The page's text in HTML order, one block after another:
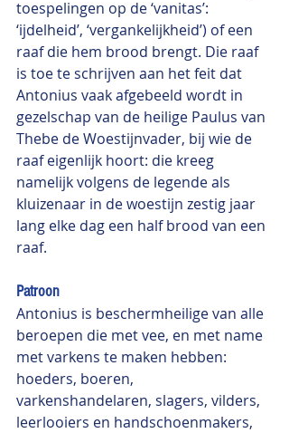
toespelingen op de ‘vanitas’:
‘ijdelheid’, ‘vergankelijkheid’) of een
raaf die hem brood brengt. Die raaf
is toe te schrijven aan het feit dat
Antonius vaak afgebeeld wordt in
gezelschap van de heilige Paulus van
Thebe de Woestijnvader, bij wie de
raaf eigenlijk hoort: die kreeg
namelijk volgens de legende als
kluizenaar in de woestijn zestig jaar
lang elke dag een half brood van een
raaf.
Patroon
Antonius is beschermheilige van alle
beroepen die met vee, en met name
met varkens te maken hebben:
hoeders, boeren,
varkenshandelaren, slagers, vilders,
leerlooiers en handschoenmakers,